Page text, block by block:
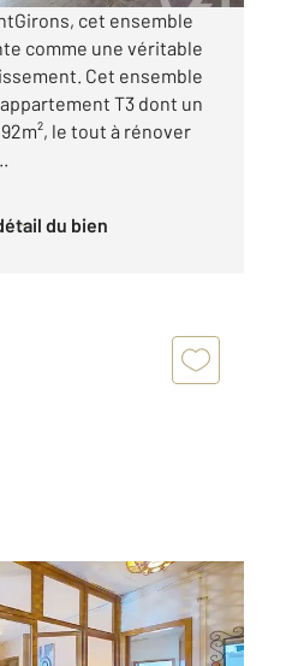
cet ensemble
comme une véritable
Cet ensemble
T3 dont un
le tout à rénover
du bien